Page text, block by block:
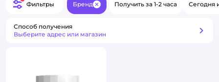
Фильтры Бренд ЗакрытьПолучить за 1-2 часа Сегодня
Способ получения
Выберите адрес или магазин